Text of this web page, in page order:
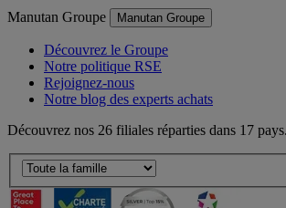
Manutan Groupe Manutan Groupe
Découvrez le Groupe
Notre politique RSE
Rejoignez-nous
Notre blog des experts achats
Découvrez nos 26 filiales réparties dans 17 pays.